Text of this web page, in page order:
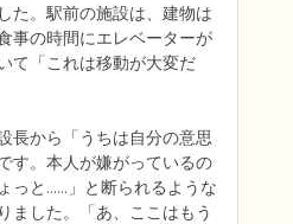
た。駅前の施設は、建物は
事の時間にエレベーターが
て「これは移動が大変だ
長から「うちは自分の意思
す。本人が嫌がっているの
っと……」と断られるような
ました。「あ、ここはもう